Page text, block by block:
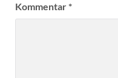
Kommentar*